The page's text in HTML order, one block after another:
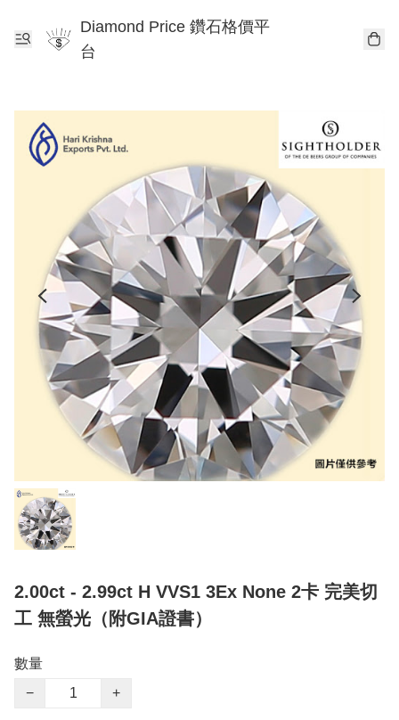
Diamond Price 鑽石格價平
台
2.00ct - 2.99ct H VVS1 3Ex None 2卡 完美切
工 無螢光（附GIA證書）
數量
−
+